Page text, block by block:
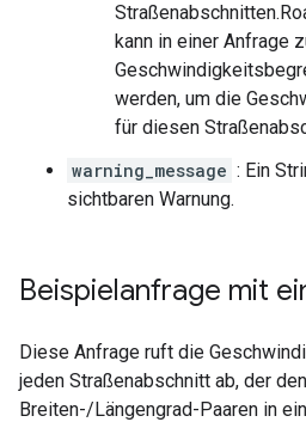
Straßenabschnitten.
kann in einer Anfrage
werden, um die
für diesen
warning_message : Ein
sichtbaren Warnung.
Beispielanfrage mit
Diese Anfrage ruft die
jeden Straßenabschnitt ab, der
Breiten-/Längengrad-Paaren in